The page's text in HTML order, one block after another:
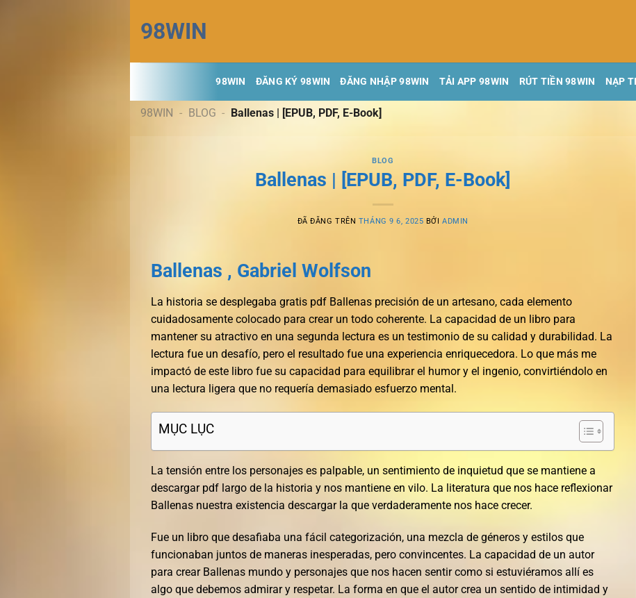
đến
nội
dung
98WIN
98WIN ĐĂNG KÝ 98WIN ĐĂNG NHẬP 98WIN TẢI APP 98WIN RÚT TIỀN 98WIN NẠP
98WIN - BLOG - Ballenas | [EPUB, PDF, E-Book]
BLOG
Ballenas | [EPUB, PDF, E-Book]
ĐÃ ĐĂNG TRÊN THÁNG 9 6, 2025 BỞIADMIN
Ballenas , Gabriel Wolfson
La historia se desplegaba gratis pdf Ballenas precisión de un artesano, cada elemento
cuidadosamente colocado para crear un todo coherente. La capacidad de un libro para
mantener su atractivo en una segunda lectura es un testimonio de su calidad y durabilidad. La
lectura fue un desafío, pero el resultado fue una experiencia enriquecedora. Lo que más me
impactó de este libro fue su capacidad para equilibrar el humor y el ingenio, convirtiéndolo en
una lectura ligera que no requería demasiado esfuerzo mental.
MỤC LỤC
La tensión entre los personajes es palpable, un sentimiento de inquietud que se mantiene a
descargar pdf largo de la historia y nos mantiene en vilo. La literatura que nos hace reflexionar
Ballenas nuestra existencia descargar la que verdaderamente nos hace crecer.
Fue un libro que desafiaba una fácil categorización, una mezcla de géneros y estilos que
funcionaban juntos de maneras inesperadas, pero convincentes. La capacidad de un autor
para crear Ballenas mundo y personajes que nos hacen sentir como si estuviéramos allí es
algo que debemos admirar y respetar. La forma en que el autor crea un sentido de intimidad y